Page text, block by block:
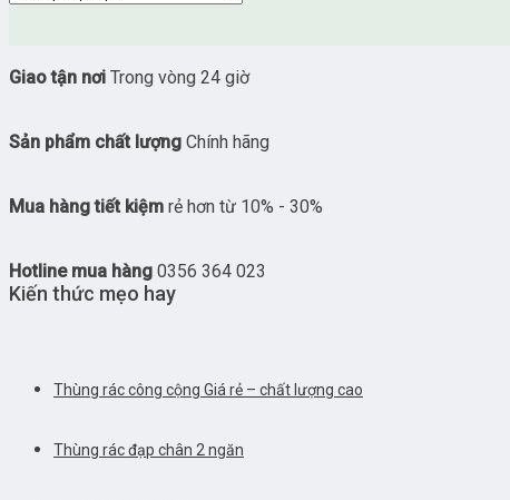
Giao tận nơi Trong vòng 24 giờ
Sản phẩm chất lượng Chính hãng
Mua hàng tiết kiệm rẻ hơn từ 10% - 30%
Hotline mua hàng 0356 364 023
Kiến thức mẹo hay
Thùng rác công cộng Giá rẻ – chất lượng cao
Thùng rác đạp chân 2 ngăn